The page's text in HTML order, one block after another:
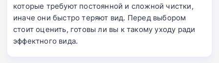
которые требуют постоянной и сложной чистки,
иначе они быстро теряют вид. Перед выбором
стоит оценить, готовы ли вы к такому уходу ради
эффектного вида.